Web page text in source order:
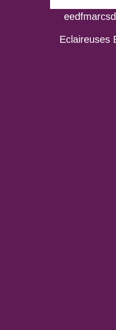
Eclaireuses